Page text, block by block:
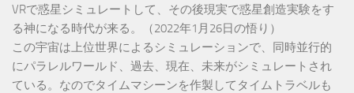
VRで惑星シミュレートして、その後現実で惑星創造実験をす
る神になる時代が来る。（2022年1月26日の悟り）
この宇宙は上位世界によるシミュレーションで、同時並行的
にパラレルワールド、過去、現在、未来がシミュレートされ
ている。なのでタイムマシーンを作製してタイムトラベルも